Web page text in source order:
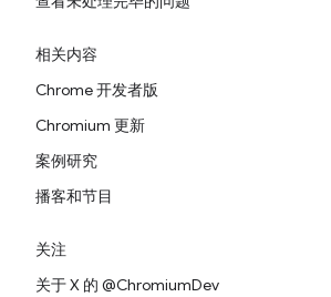
相关内容
Chrome 开发者版
Chromium 更新
案例研究
播客和节目
关注
关于 X 的 @ChromiumDev